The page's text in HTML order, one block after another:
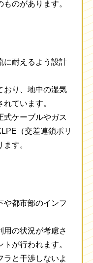
のがあります。
に耐えるよう設計
おり、地中の湿気
ています。
式ケーブルやガス
（交差連鎖ポリ
す。
や都市部のインフ
用の状況が考慮さ
が行われます。
ラと干渉しないよ